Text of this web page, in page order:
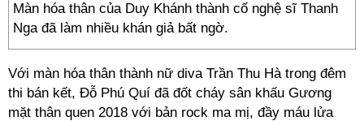
Màn hóa thân của Duy Khánh thành cố nghệ sĩ Thanh
Nga đã làm nhiều khán giả bất ngờ.
Với màn hóa thân thành nữ diva Trần Thu Hà trong đêm
thi bán kết, Đỗ Phú Quí đã đốt cháy sân khấu Gương
mặt thân quen 2018 với bản rock ma mị, đầy máu lửa